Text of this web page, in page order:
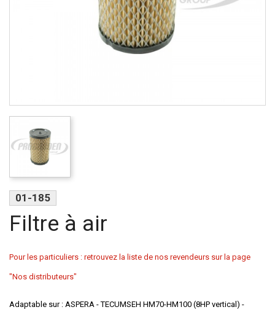
01-185
Filtre à air
Pour les particuliers : retrouvez la liste de nos revendeurs sur la page
"Nos distributeurs"
Adaptable sur : ASPERA - TECUMSEH HM70-HM100 (8HP vertical) -